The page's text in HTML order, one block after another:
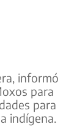
informó
para
para
indígena.